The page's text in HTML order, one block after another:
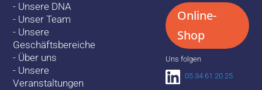
- Unsere DNA
- Unser Team
- Unsere
Geschäftsbereiche
- Über uns
- Unsere
Veranstaltungen
Online-
Shop
Uns folgen
05 34 61 20 25